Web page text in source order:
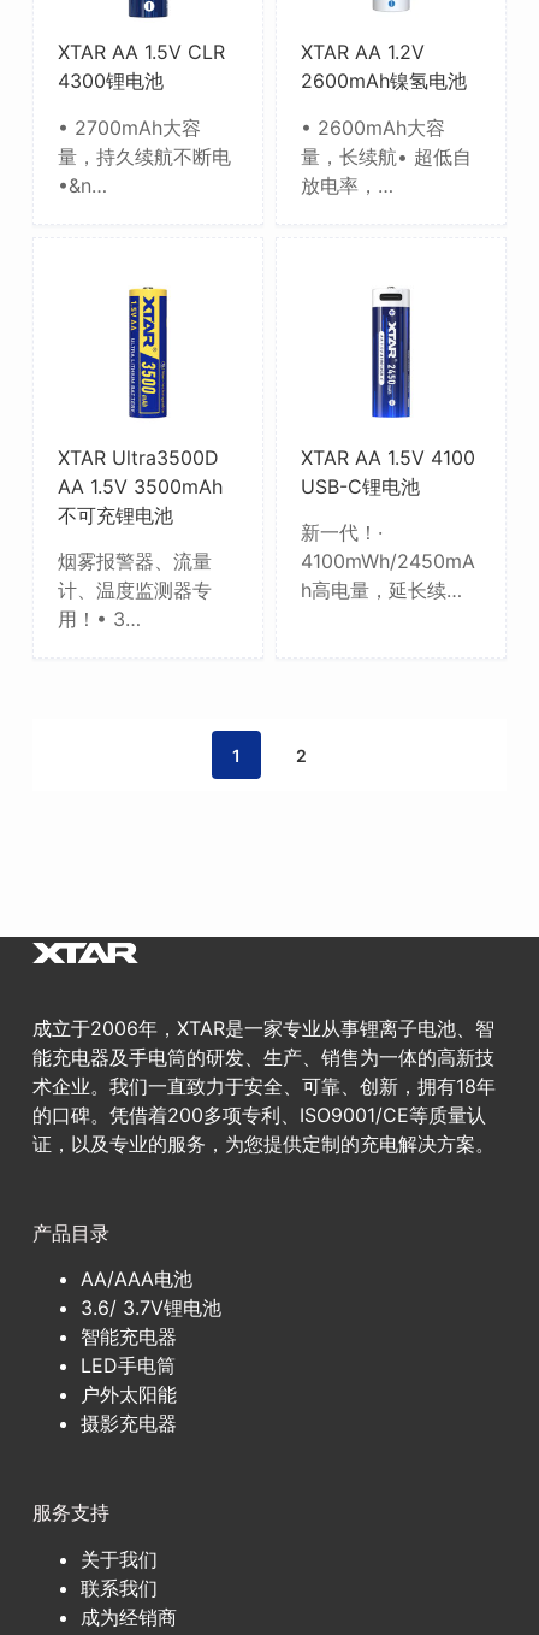
XTAR AA 1.5V CLR
4300锂电池
• 2700mAh大容
量，持久续航不断电
•&n…
XTAR AA 1.2V
2600mAh镍氢电池
• 2600mAh大容
量，长续航• 超低自
放电率，…
XTAR Ultra3500D
AA 1.5V 3500mAh
不可充锂电池
烟雾报警器、流量
计、温度监测器专
用！• 3…
XTAR AA 1.5V 4100
USB-C锂电池
新一代！·
4100mWh/2450mA
h高电量，延长续…
1 2
成立于2006年，XTAR是一家专业从事锂离子电池、智
能充电器及手电筒的研发、生产、销售为一体的高新技
术企业。我们一直致力于安全、可靠、创新，拥有18年
的口碑。凭借着200多项专利、ISO9001/CE等质量认
证，以及专业的服务，为您提供定制的充电解决方案。
产品目录
AA/AAA电池
3.6/ 3.7V锂电池
智能充电器
LED手电筒
户外太阳能
摄影充电器
服务支持
关于我们
联系我们
成为经销商